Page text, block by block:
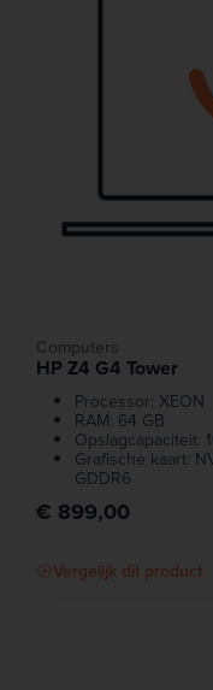
Computers
HP Z4 G4 Tower
Processor: XEON
RAM: 64 GB
Opslagcapaciteit:
Grafische kaart:
GDDR6
€ 899,00
Vergelijk dit product